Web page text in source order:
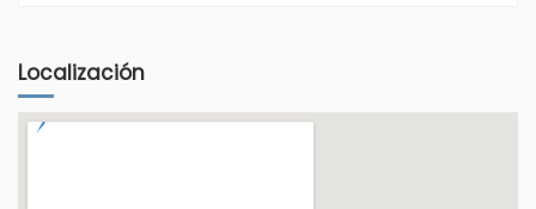
Localización